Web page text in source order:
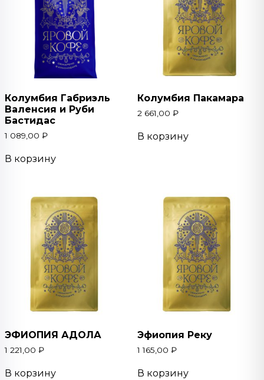
Колумбия Габриэль
Валенсия и Руби
Бастидас
1 089,00 ₽
В корзину
Колумбия Пакамара
2 661,00 ₽
В корзину
ЭФИОПИЯ АДОЛА
1 221,00 ₽
В корзину
Эфиопия Реку
1 165,00 ₽
В корзину